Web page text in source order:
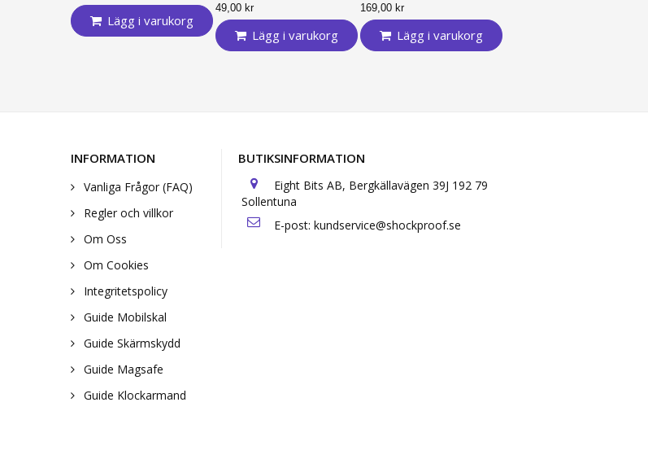
Lägg i varukorg
49,00 kr
Lägg i varukorg
169,00 kr
Lägg i varukorg
INFORMATION
Vanliga Frågor (FAQ)
Regler och villkor
Om Oss
Om Cookies
Integritetspolicy
Guide Mobilskal
Guide Skärmskydd
Guide Magsafe
Guide Klockarmand
BUTIKSINFORMATION
Eight Bits AB, Bergkällavägen 39J 192 79
Sollentuna
E-post: kundservice@shockproof.se